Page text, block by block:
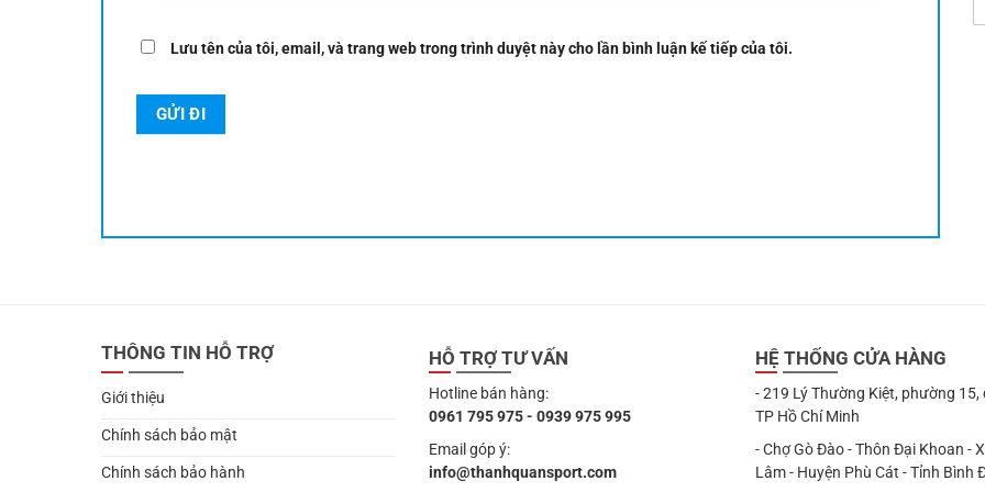
Lưu tên của tôi, email, và trang web trong trình duyệt này cho lần bình luận kế tiếp của tôi.
THÔNG TIN HỖ TRỢ
Giới thiệu
Chính sách bảo mật
Chính sách bảo hành
HỖ TRỢ TƯ VẤN
Hotline bán hàng:
0961 795 975 - 0939 975 995
Email góp ý:
info@thanhquansport.com
HỆ THỐNG CỬA HÀNG
- 219 Lý Thường Kiệt, phường 15,
TP Hồ Chí Minh
- Chợ Gò Đào - Thôn Đại Khoan -
Lâm - Huyện Phù Cát - Tỉnh Bình